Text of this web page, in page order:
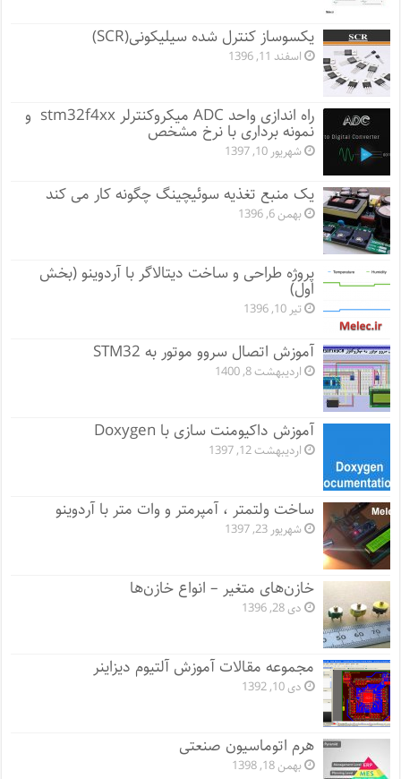
یکسوساز کنترل شده سیلیکونی(SCR)
اسفند 11, 1396
راه اندازی واحد ADC میکروکنترلر stm32f4xx و
نمونه برداری با نرخ مشخص
شهریور 10, 1397
یک منبع تغذیه سوئیچینگ چگونه کار می کند
بهمن 6, 1396
پروژه طراحی و ساخت دیتالاگر با آردوینو (بخش
اول)
تیر 10, 1396
آموزش اتصال سروو موتور به STM32
اردیبهشت 8, 1400
آموزش داکیومنت سازی با Doxygen
اردیبهشت 12, 1397
ساخت ولتمتر ، آمپرمتر و وات متر با آردوینو
شهریور 23, 1397
خازن‌های متغیر – انواع خازن‌ها
دی 28, 1396
مجموعه مقالات آموزش آلتیوم دیزاینر
دی 10, 1392
هرم اتوماسیون صنعتی
بهمن 18, 1398